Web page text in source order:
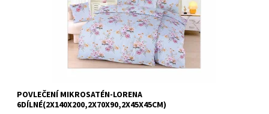
Skladem >5 ks
8595248440500
POVLEČENÍ MIKROSATÉN-LORENA
6DÍLNÉ(2X140X200,2X70X90,2X45X45CM)